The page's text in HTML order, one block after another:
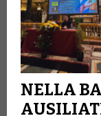
NELLA